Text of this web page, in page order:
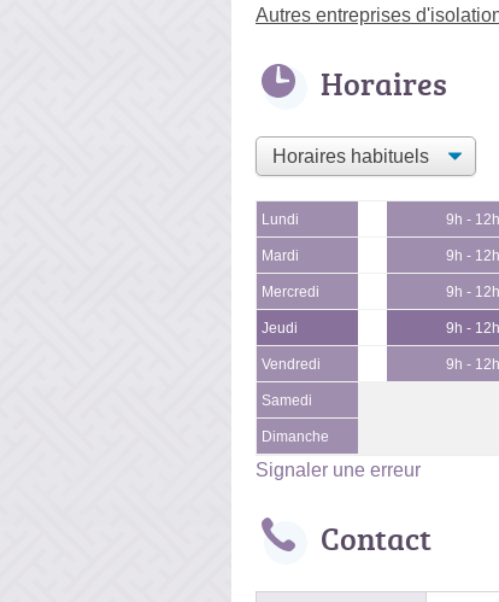
Autres entreprises
Horaires
Lundi 9h -
Mardi 9h -
Mercredi 9h -
Jeudi 9h -
Vendredi 9h -
Samedi
Dimanche
Signaler une erreur
Contact